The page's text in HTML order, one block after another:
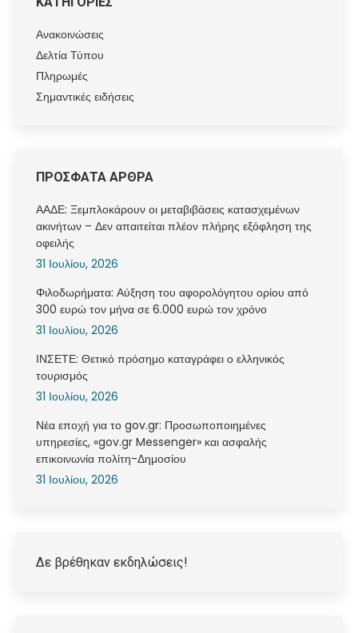
Ανακοινώσεις
Δελτία Τύπου
Πληρωμές
Σημαντικές ειδήσεις
ΠΡΟΣΦΑΤΑ ΑΡΘΡΑ
ΑΑΔΕ: Ξεμπλοκάρουν οι μεταβιβάσεις κατασχεμένων
ακινήτων – Δεν απαιτείται πλέον πλήρης εξόφληση της
οφειλής
31 Ιουλίου, 2026
Φιλοδωρήματα: Αύξηση του αφορολόγητου ορίου από
300 ευρώ τον μήνα σε 6.000 ευρώ τον χρόνο
31 Ιουλίου, 2026
ΙΝΣΕΤΕ: Θετικό πρόσημο καταγράφει ο ελληνικός
τουρισμός
31 Ιουλίου, 2026
Νέα εποχή για το gov.gr: Προσωποποιημένες
υπηρεσίες, «gov.gr Messenger» και ασφαλής
επικοινωνία πολίτη-Δημοσίου
31 Ιουλίου, 2026
Δε βρέθηκαν εκδηλώσεις!